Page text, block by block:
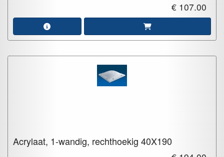
€ 107.00
Acrylaat, 1-wandig, rechthoekig 40X190